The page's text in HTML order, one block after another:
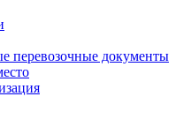
перевозочные документы